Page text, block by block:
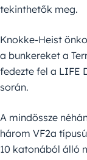
tekinthetők meg.
Knokke-Heist
a bunkereket a
fedezte fel a LIFE
során.
A mindössze
három VF2a
10 katonából álló